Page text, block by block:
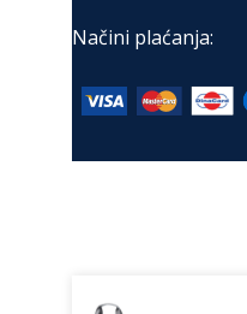
Načini plaćanja: